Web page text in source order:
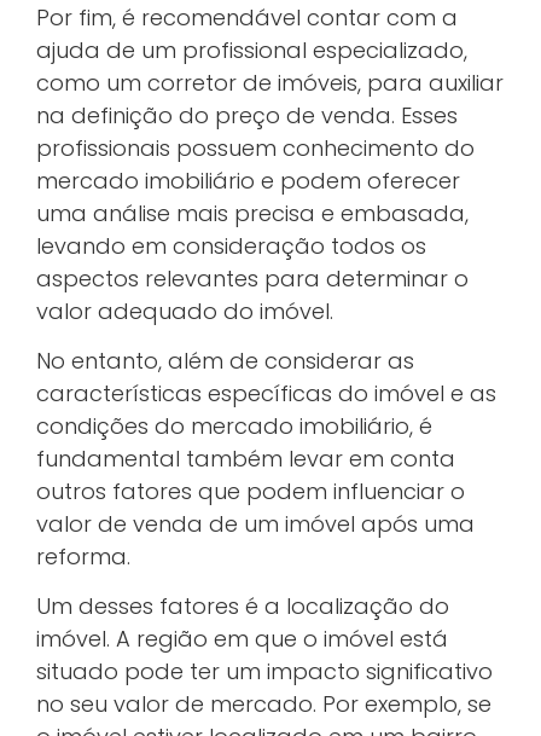
Por fim, é recomendável contar com a
ajuda de um profissional especializado,
como um corretor de imóveis, para auxiliar
na definição do preço de venda. Esses
profissionais possuem conhecimento do
mercado imobiliário e podem oferecer
uma análise mais precisa e embasada,
levando em consideração todos os
aspectos relevantes para determinar o
valor adequado do imóvel.
No entanto, além de considerar as
características específicas do imóvel e as
condições do mercado imobiliário, é
fundamental também levar em conta
outros fatores que podem influenciar o
valor de venda de um imóvel após uma
reforma.
Um desses fatores é a localização do
imóvel. A região em que o imóvel está
situado pode ter um impacto significativo
no seu valor de mercado. Por exemplo, se